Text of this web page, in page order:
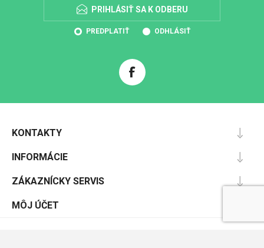
PRIHLÁSIŤ SA K ODBERU
PREDPLATIŤ ODHLÁSIŤ
KONTAKTY
INFORMÁCIE
ZÁKAZNÍCKY SERVIS
MÔJ ÚČET